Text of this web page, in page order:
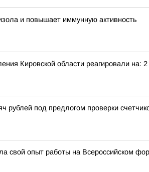
и повышает иммунную активность
Кировской области реагировали на: 2
рублей под предлогом проверки
свой опыт работы на Всероссийском